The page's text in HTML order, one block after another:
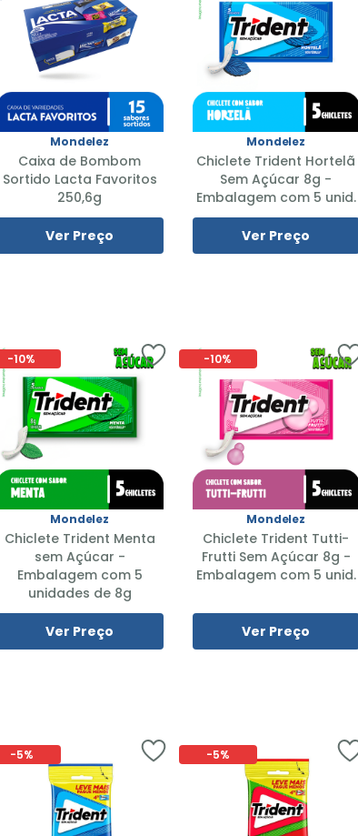
Mondelez
Caixa de Bombom
Sortido Lacta Favoritos
250,6g
Ver Preço
Mondelez
Chiclete Trident Hortelã
Sem Açúcar 8g -
Embalagem com 5 unid.
Ver Preço
-10%
Mondelez
Chiclete Trident Menta
sem Açúcar -
Embalagem com 5
unidades de 8g
Ver Preço
-10%
Mondelez
Chiclete Trident Tutti-
Frutti Sem Açúcar 8g -
Embalagem com 5 unid.
Ver Preço
-5% -5%